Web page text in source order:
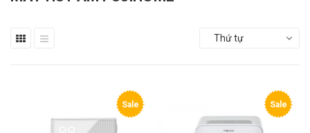
Thứ tự
Sale Sale